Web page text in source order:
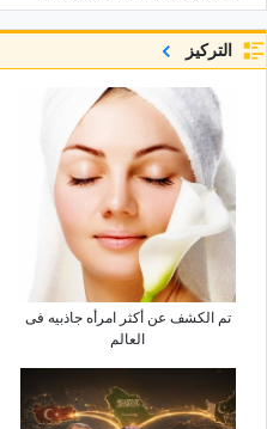
التركيز
تم الکشف عن أکثر امرأه جاذبیه فی
العالم